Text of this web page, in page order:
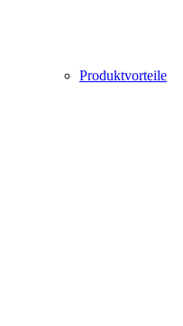
Produktvorteile